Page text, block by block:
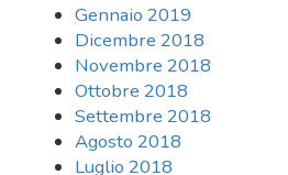
Gennaio 2019
Dicembre 2018
Novembre 2018
Ottobre 2018
Settembre 2018
Agosto 2018
Luglio 2018